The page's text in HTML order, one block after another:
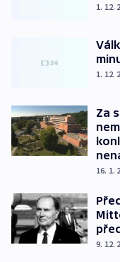
1. 12.
1. 12.
Za
16. 1.
9. 12.